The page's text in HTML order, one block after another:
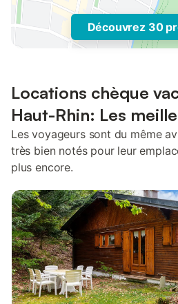
Découvrez 30
Locations chèque
Haut-Rhin: Les
Les voyageurs sont du même
très bien notés pour leur
plus encore.